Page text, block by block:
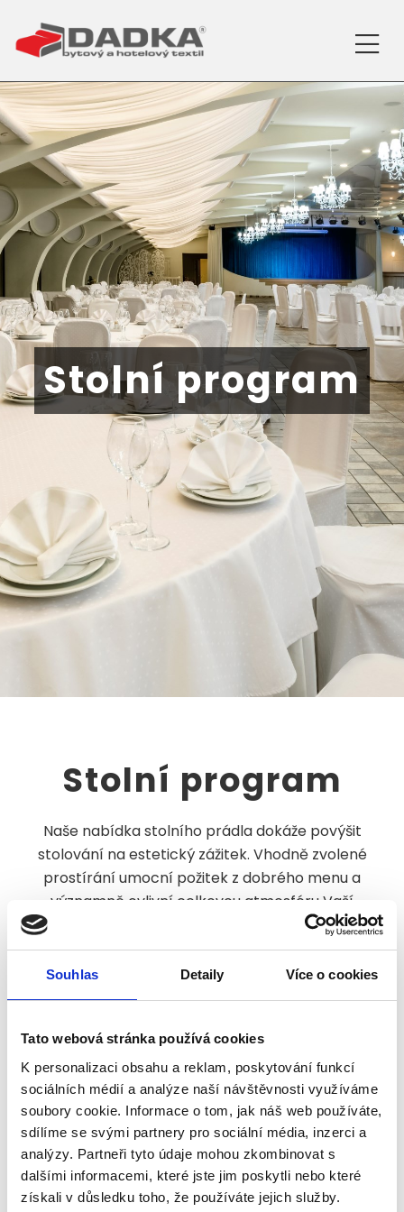
Souhlas Detaily Více o cookies
Tato webová stránka používá cookies
K personalizaci obsahu a reklam, poskytování funkcí
sociálních médií a analýze naší návštěvnosti využíváme
soubory cookie. Informace o tom, jak náš web používáte,
sdílíme se svými partnery pro sociální média, inzerci a
analýzy. Partneři tyto údaje mohou zkombinovat s
dalšími informacemi, které jste jim poskytli nebo které
získali v důsledku toho, že používáte jejich služby.
Stolní program
Stolní program
Naše nabídka stolního prádla dokáže povýšit
stolování na estetický zážitek. Vhodně zvolené
prostírání umocní požitek z dobrého menu a
významně ovlivní celkovou atmosféru Vaší
restaurace, baru nebo vinárny. V naší nabídce
naleznete širokou škálu ubrusovin v
mnoha barvách a rozměrech na míru.
Vaší židle.Používáme nemačkavé materiály pro
Ubrusy, naprony,
ubrousky